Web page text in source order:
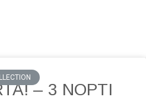
– 3 NOPTI